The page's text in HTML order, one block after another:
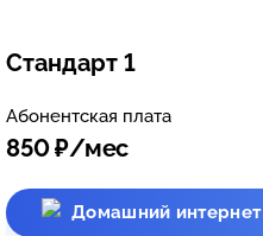
Стандарт 1
Абонентская плата
850₽/мес
Домашний интернет